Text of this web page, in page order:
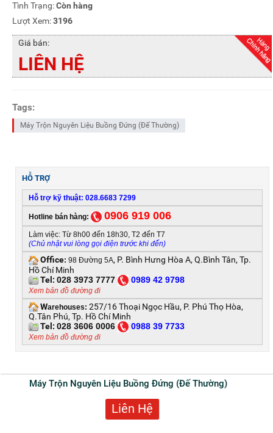
Tình Trạng:Còn hàng
Lượt Xem:3196
Giá bán:
LIÊN HỆ
Tags:
Máy Trộn Nguyên Liệu Buồng Đứng (Đế Thường)
HỖ TRỢ
Hỗ trợ kỹ thuật: 028.6683 7299
Hotline bán hàng: 0906 919 006
Làm việc: Từ 8h00 đến 18h30, T2 đến T7
(Chủ nhật vui lòng gọi điện trước khi đến)
Office: 98 Đường 5A, P. Bình Hưng Hòa A, Q.Bình Tân, Tp.
Hồ Chí Minh
Tel: 028 3973 7777 0989 42 9798
Xem bản đồ đường đi
Warehouses: 257/16 Thoại Ngọc Hầu, P. Phú Thọ Hòa,
Q.Tân Phú, Tp. Hồ Chí Minh
Tel: 028 3606 0006 0988 39 7733
Xem bản đồ đường đi
Máy Trộn Nguyên Liệu Buồng Đứng (Đế Thường)
Liên Hệ